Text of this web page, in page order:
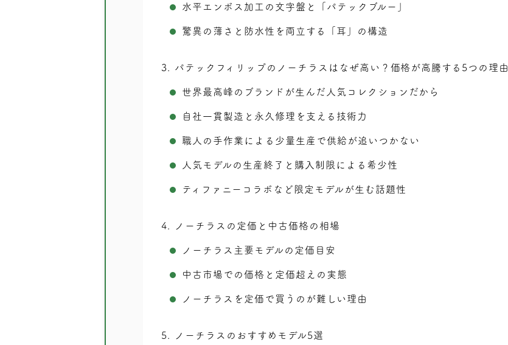
水平エンボス加工の文字盤と「パテックブルー」
驚異の薄さと防水性を両立する「耳」の構造
3 パテックフィリップのノーチラスはなぜ高い？価格が高騰する5つの理由
世界最高峰のブランドが生んだ人気コレクションだから
自社一貫製造と永久修理を支える技術力
職人の手作業による少量生産で供給が追いつかない
人気モデルの生産終了と購入制限による希少性
ティファニーコラボなど限定モデルが生む話題性
4 ノーチラスの定価と中古価格の相場
ノーチラス主要モデルの定価目安
中古市場での価格と定価超えの実態
ノーチラスを定価で買うのが難しい理由
5 ノーチラスのおすすめモデル5選